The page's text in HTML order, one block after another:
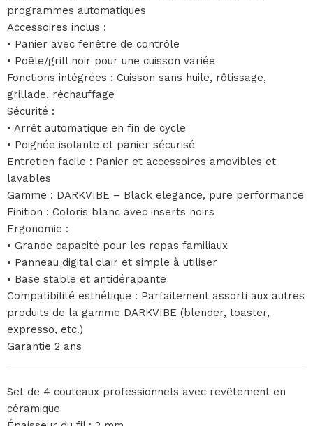
programmes automatiques
Accessoires inclus :
• Panier avec fenêtre de contrôle
• Poêle/grill noir pour une cuisson variée
Fonctions intégrées : Cuisson sans huile, rôtissage,
grillade, réchauffage
Sécurité :
• Arrêt automatique en fin de cycle
• Poignée isolante et panier sécurisé
Entretien facile : Panier et accessoires amovibles et
lavables
Gamme : DARKVIBE – Black elegance, pure performance
Finition : Coloris blanc avec inserts noirs
Ergonomie :
• Grande capacité pour les repas familiaux
• Panneau digital clair et simple à utiliser
• Base stable et antidérapante
Compatibilité esthétique : Parfaitement assorti aux autres
produits de la gamme DARKVIBE (blender, toaster,
expresso, etc.)
Garantie 2 ans
Set de 4 couteaux professionnels avec revêtement en
céramique